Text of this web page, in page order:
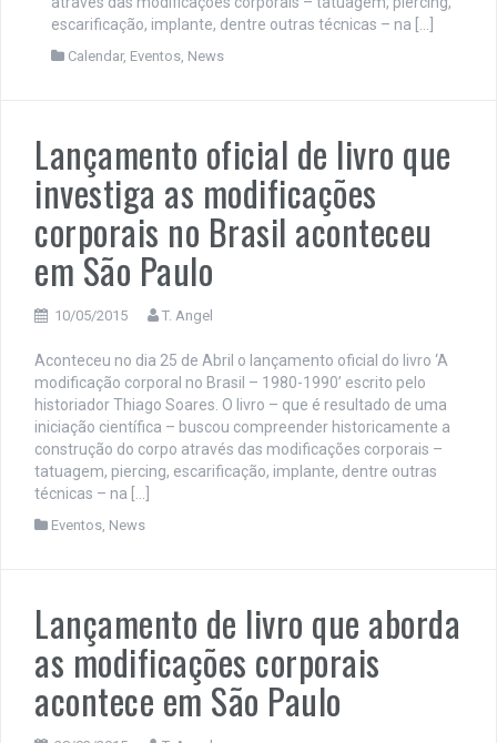
escarificação, implante, dentre outras técnicas – na […]
Calendar, Eventos News
Lançamento oficial de livro que
investiga as modificações
corporais no Brasil aconteceu
em São Paulo
10/05/2015 T. Angel
Aconteceu no dia 25 de Abril o lançamento oficial do livro ‘A
modificação corporal no Brasil – 1980-1990’ escrito pelo
historiador Thiago Soares. O livro – que é resultado de uma
iniciação científica – buscou compreender historicamente a
construção do corpo através das modificações corporais –
tatuagem, piercing, escarificação, implante, dentre outras
técnicas – na […]
Eventos News
Lançamento de livro que aborda
as modificações corporais
acontece em São Paulo